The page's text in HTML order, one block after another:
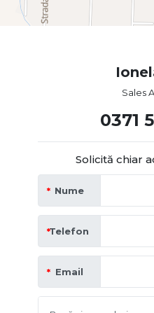
alte facilități;
Această proprietare
pentru cei care caută un loc
stabilească căminul. Cu
moderne și o locație
confort și liniște pentru
Pentru mai multe detalii,
numarul de telefon afișat în
Preț: 288.350 euro, ușor
Sales
0371
Solicită chiar
Nume
Telefon
Email